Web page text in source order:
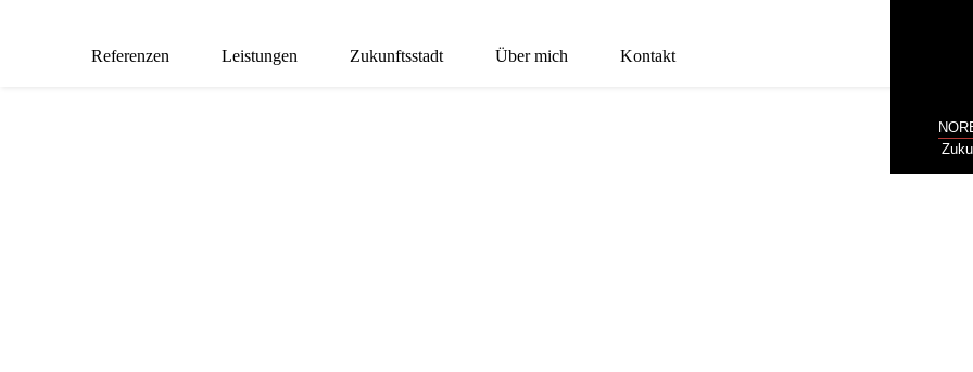
Referenzen Leistungen Zukunftsstadt Über mich Kontakt